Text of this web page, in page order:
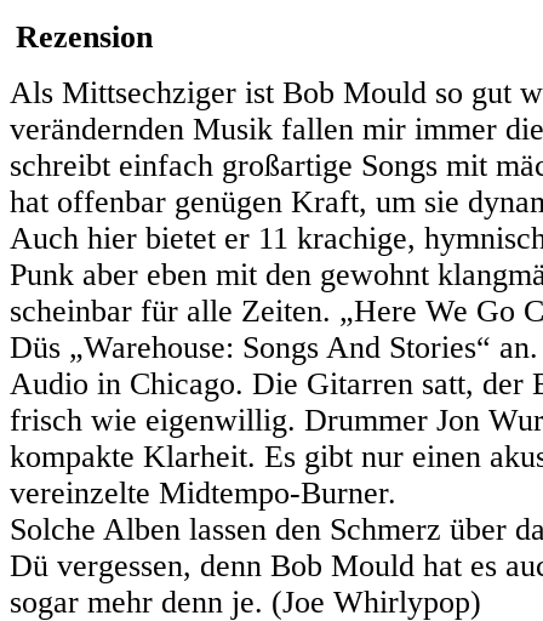
Rezension
Als Mittsechziger ist Bob Mould so gut
verändernden Musik fallen mir immer
schreibt einfach großartige Songs mit
hat offenbar genügen Kraft, um sie
Auch hier bietet er 11 krachige,
Punk aber eben mit den gewohnt
scheinbar für alle Zeiten. „Here We Go
Düs „Warehouse: Songs And Stories“
Audio in Chicago. Die Gitarren satt, der
frisch wie eigenwillig. Drummer Jon
kompakte Klarheit. Es gibt nur einen
vereinzelte Midtempo-Burner.
Solche Alben lassen den Schmerz über
Dü vergessen, denn Bob Mould hat es
sogar mehr denn je. (Joe Whirlypop)